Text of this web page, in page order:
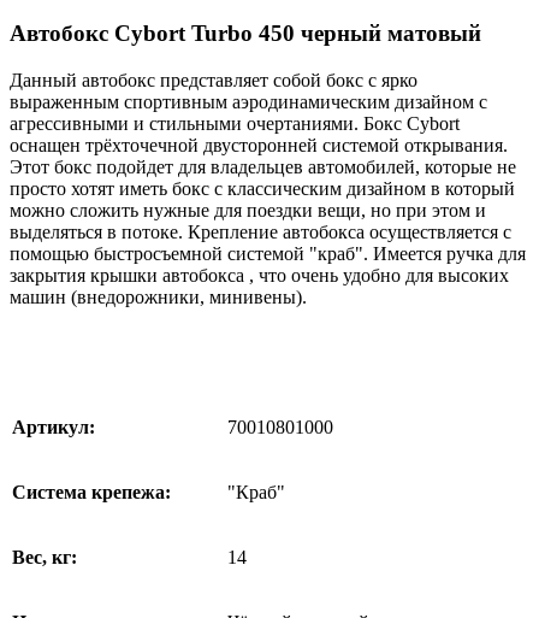
Автобокс Cybort Turbo 450 черный матовый
Данный автобокс представляет собой бокс с ярко
выраженным спортивным аэродинамическим дизайном с
агрессивными и стильными очертаниями. Бокс Cybort
оснащен трёхточечной двусторонней системой открывания.
Этот бокс подойдет для владельцев автомобилей, которые не
просто хотят иметь бокс с классическим дизайном в который
можно сложить нужные для поездки вещи, но при этом и
выделяться в потоке. Крепление автобокса осуществляется с
помощью быстросъемной системой "краб". Имеется ручка для
закрытия крышки автобокса , что очень удобно для высоких
машин (внедорожники, минивены).
Артикул: 70010801000
Система крепежа: "Краб"
Вес, кг: 14